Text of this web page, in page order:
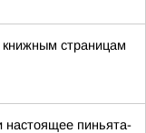
страницам
настоящее пиньята-